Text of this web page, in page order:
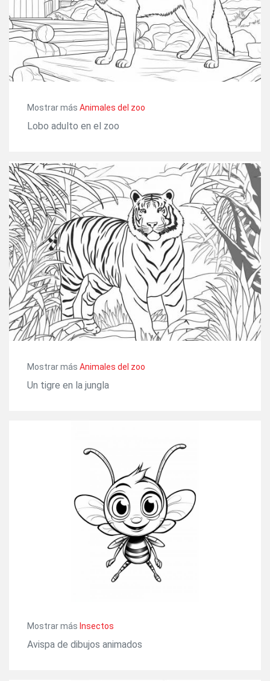
Mostrar más Animales del zoo
Lobo adulto en el zoo
Mostrar más Animales del zoo
Un tigre en la jungla
Mostrar más Insectos
Avispa de dibujos animados